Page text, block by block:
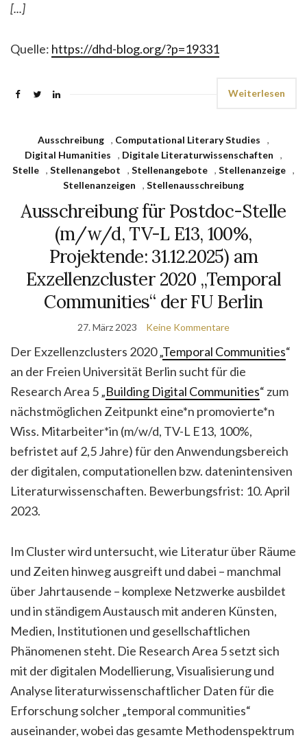
[...]
Quelle: https://dhd-blog.org/?p=19331
Weiterlesen
Ausschreibung , Computational Literary Studies
,
Digital Humanities
, Digitale Literaturwissenschaften
,
Stelle , Stellenangebot , Stellenangebote , Stellenanzeige ,
Stellenanzeigen
, Stellenausschreibung
Ausschreibung für Postdoc-Stelle
(m/w/d, TV-L E13, 100%,
Projektende: 31.12.2025) am
Exzellenzcluster 2020 „Temporal
Communities“ der FU Berlin
27. März 2023 Keine Kommentare
Der Exzellenzclusters 2020 „Temporal Communities“
an der Freien Universität Berlin sucht für die
Research Area 5 „Building Digital Communities“ zum
nächstmöglichen Zeitpunkt eine*n promovierte*n
Wiss. Mitarbeiter*in (m/w/d, TV-L E13, 100%,
befristet auf 2,5 Jahre) für den Anwendungsbereich
der digitalen, computationellen bzw. datenintensiven
Literaturwissenschaften. Bewerbungsfrist: 10. April
2023.
Im Cluster wird untersucht, wie Literatur über Räume
und Zeiten hinweg ausgreift und dabei – manchmal
über Jahrtausende – komplexe Netzwerke ausbildet
und in ständigem Austausch mit anderen Künsten,
Medien, Institutionen und gesellschaftlichen
Phänomenen steht. Die Research Area 5 setzt sich
mit der digitalen Modellierung, Visualisierung und
Analyse literaturwissenschaftlicher Daten für die
Erforschung solcher „temporal communities“
auseinander, wobei das gesamte Methodenspektrum